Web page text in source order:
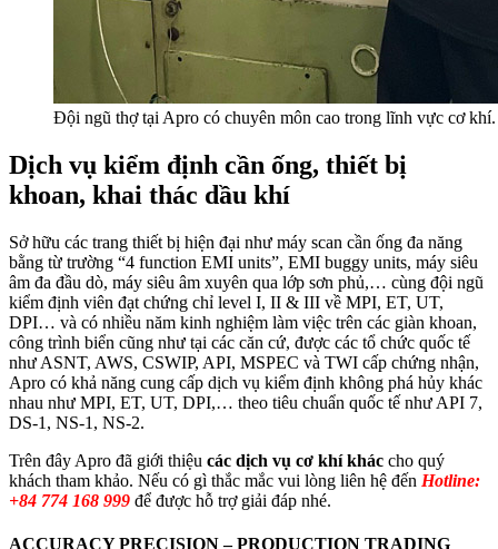
Đội ngũ thợ tại Apro có chuyên môn cao trong lĩnh vực cơ khí.
Dịch vụ kiểm định cần ống, thiết bị
khoan, khai thác dầu khí
Sở hữu các trang thiết bị hiện đại như máy scan cần ống đa năng
bằng từ trường “4 function EMI units”, EMI buggy units, máy siêu
âm đa đầu dò, máy siêu âm xuyên qua lớp sơn phủ,… cùng đội ngũ
kiểm định viên đạt chứng chỉ level I, II & III về MPI, ET, UT,
DPI… và có nhiều năm kinh nghiệm làm việc trên các giàn khoan,
công trình biển cũng như tại các căn cứ, được các tổ chức quốc tế
như ASNT, AWS, CSWIP, API, MSPEC và TWI cấp chứng nhận,
Apro có khả năng cung cấp dịch vụ kiểm định không phá hủy khác
nhau như MPI, ET, UT, DPI,… theo tiêu chuẩn quốc tế như API 7,
DS-1, NS-1, NS-2.
Trên đây Apro đã giới thiệu các dịch vụ cơ khí khác cho quý
khách tham khảo. Nếu có gì thắc mắc vui lòng liên hệ đến Hotline:
+84 774 168 999 để được hỗ trợ giải đáp nhé.
ACCURACY PRECISION – PRODUCTION TRADING